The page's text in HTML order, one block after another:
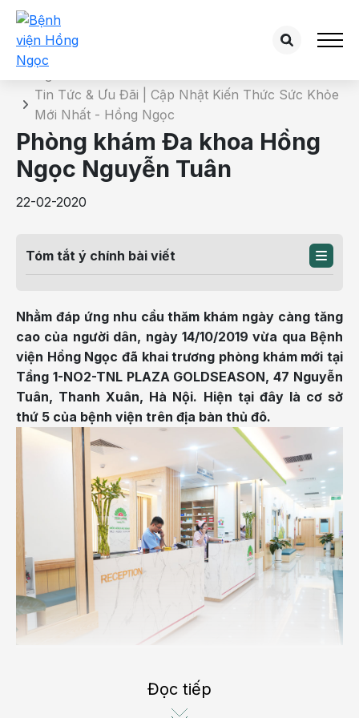
Chi tiết tin tức
Tin Tức & Ưu Đãi | Cập Nhật Kiến Thức Sức Khỏe
Mới Nhất - Hồng Ngọc
Phòng khám Đa khoa Hồng
Ngọc Nguyễn Tuân
22-02-2020
Tóm tắt ý chính bài viết
Nhằm đáp ứng nhu cầu thăm khám ngày càng tăng
cao của người dân, ngày 14/10/2019 vừa qua Bệnh
viện Hồng Ngọc đã khai trương phòng khám mới tại
Tầng 1-NO2-TNL PLAZA GOLDSEASON, 47 Nguyễn
Tuân, Thanh Xuân, Hà Nội. Hiện tại đây là cơ sở
thứ 5 của bệnh viện trên địa bàn thủ đô.
Là thương hiệu đi đầu trong lĩnh vực chăm sóc sức
khỏe, trong suốt hơn 16 năm xây dựng và phát triển,
Đọc tiếp